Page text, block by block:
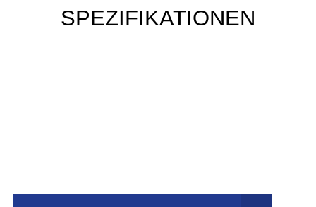
SPEZIFIKATIONEN